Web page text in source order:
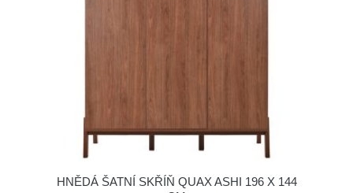
HNĚDÁ ŠATNÍ SKŘÍŇ QUAX ASHI 196 X 144